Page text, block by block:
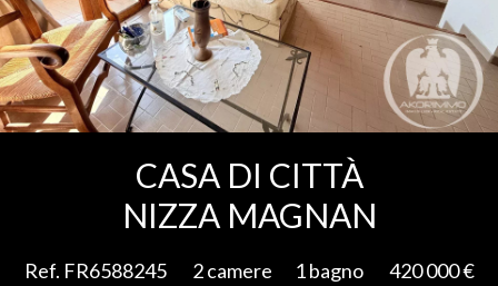
Aggiungere alla selezione
CASA DI CITTÀ
NIZZA MAGNAN
Ref. FR6588245 2 camere 1 bagno 420 000 €